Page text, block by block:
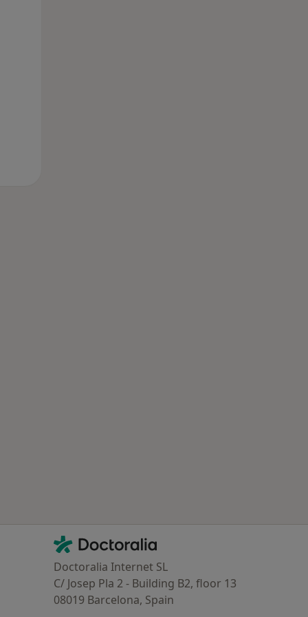
Contacto
Doctoralia - Página de inicio
Doctoralia Internet SL
C/ Josep Pla 2 - Building B2, floor 13
08019 Barcelona, Spain